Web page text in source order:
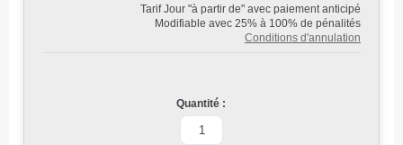
Tarif Jour "à partir de" avec paiement anticipé
Modifiable avec 25% à 100% de pénalités
Conditions d'annulation
Quantité :